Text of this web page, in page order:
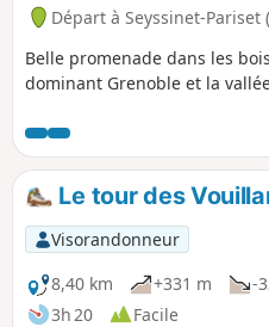
Départ à Seyssinet-Pariset
Belle promenade dans les
dominant Grenoble et la
Le tour des
Visorandonneur
8,40 km
+331 m
-
3h 20
Facile